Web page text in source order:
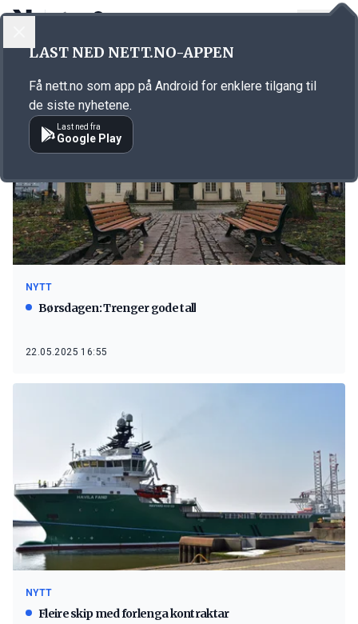
Emne: Golden Energy
NYTT
Børsdagen: Trenger gode tall
22.05.2025 16:55
NYTT
Fleire skip med forlenga kontraktar
LAST NED NETT.NO-APPEN
Få nett.no som app på Android for enklere tilgang til
de siste nyhetene.
Last ned fra
Google Play